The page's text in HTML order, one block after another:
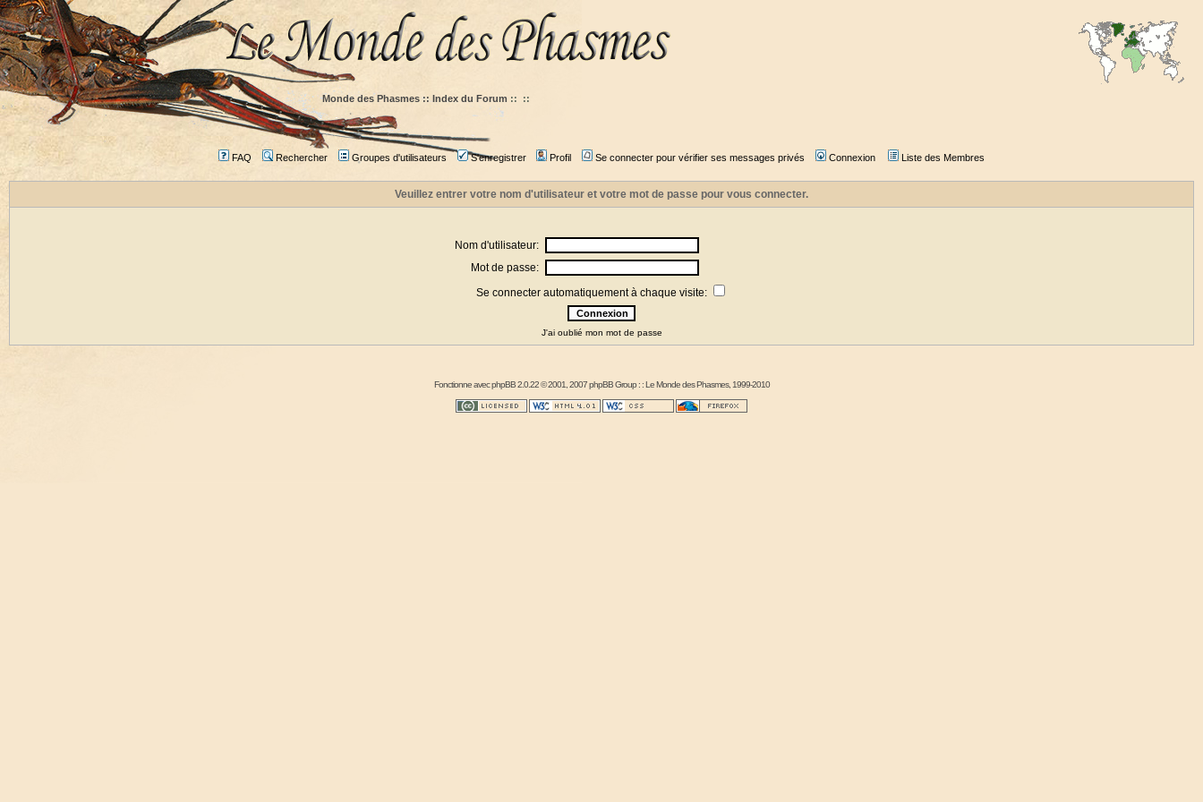
Monde des Phasmes :: Index du Forum :: ::
FAQ Rechercher Groupes d'utilisateurs S'enregistrer Profil Se connecter pour vérifier ses messages privés Connexion Liste des Membres
Veuillez entrer votre nom d'utilisateur et votre mot de passe pour vous connecter.
Nom d'utilisateur:
Mot de passe:
Se connecter automatiquement à chaque visite:
J'ai oublié mon mot de passe
Fonctionne avecphpBB2.0.22 © 2001, 2007 phpBB Group : :Le Monde des Phasmes, 1999-2010